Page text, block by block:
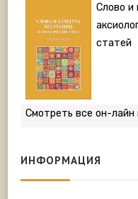
Слово и
статей
Смотреть все он-лайн
ИНФОРМАЦИЯ